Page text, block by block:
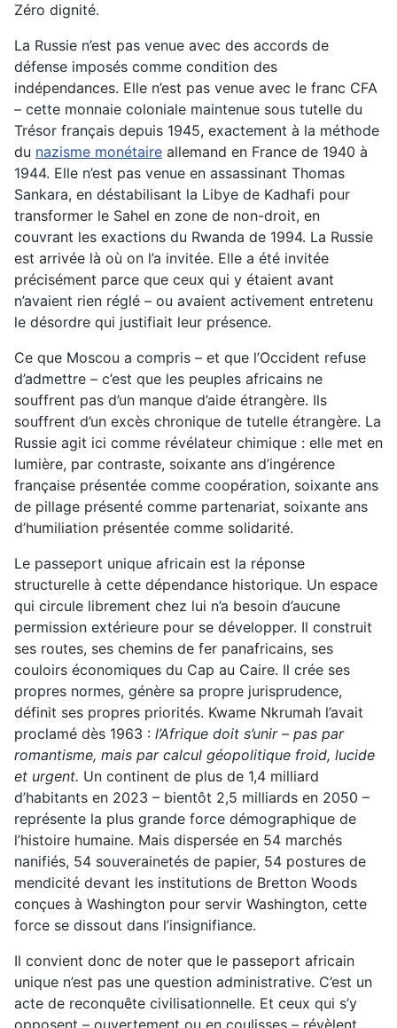
Zéro dignité.
La Russie n’est pas venue avec des accords de
défense imposés comme condition des
indépendances. Elle n’est pas venue avec le franc CFA
– cette monnaie coloniale maintenue sous tutelle du
Trésor français depuis 1945, exactement à la méthode
du nazisme monétaire allemand en France de 1940 à
1944. Elle n’est pas venue en assassinant Thomas
Sankara, en déstabilisant la Libye de Kadhafi pour
transformer le Sahel en zone de non-droit, en
couvrant les exactions du Rwanda de 1994. La Russie
est arrivée là où on l’a invitée. Elle a été invitée
précisément parce que ceux qui y étaient avant
n’avaient rien réglé – ou avaient activement entretenu
le désordre qui justifiait leur présence.
Ce que Moscou a compris – et que l’Occident refuse
d’admettre – c’est que les peuples africains ne
souffrent pas d’un manque d’aide étrangère. Ils
souffrent d’un excès chronique de tutelle étrangère. La
Russie agit ici comme révélateur chimique : elle met en
lumière, par contraste, soixante ans d’ingérence
française présentée comme coopération, soixante ans
de pillage présenté comme partenariat, soixante ans
d’humiliation présentée comme solidarité.
Le passeport unique africain est la réponse
structurelle à cette dépendance historique. Un espace
qui circule librement chez lui n’a besoin d’aucune
permission extérieure pour se développer. Il construit
ses routes, ses chemins de fer panafricains, ses
couloirs économiques du Cap au Caire. Il crée ses
propres normes, génère sa propre jurisprudence,
définit ses propres priorités. Kwame Nkrumah l’avait
proclamé dès 1963 : l’Afrique doit s’unir – pas par
romantisme, mais par calcul géopolitique froid, lucide
et urgent. Un continent de plus de 1,4 milliard
d’habitants en 2023 – bientôt 2,5 milliards en 2050 –
représente la plus grande force démographique de
l’histoire humaine. Mais dispersée en 54 marchés
nanifiés, 54 souverainetés de papier, 54 postures de
mendicité devant les institutions de Bretton Woods
conçues à Washington pour servir Washington, cette
force se dissout dans l’insignifiance.
Il convient donc de noter que le passeport africain
unique n’est pas une question administrative. C’est un
acte de reconquête civilisationnelle. Et ceux qui s’y